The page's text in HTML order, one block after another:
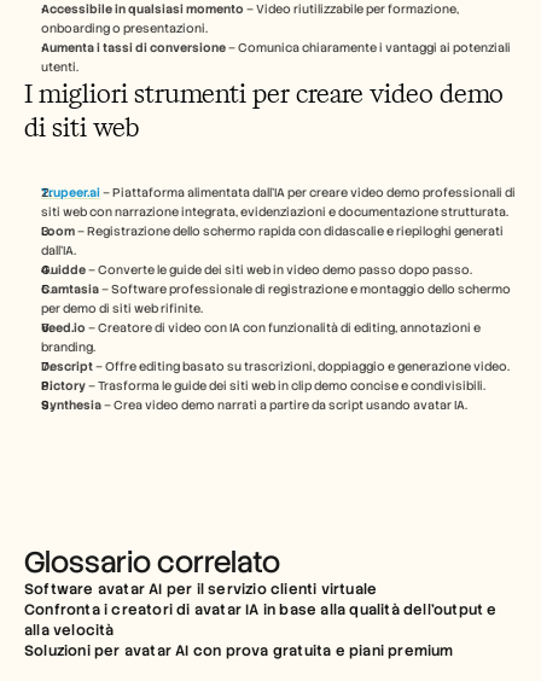
Accessibile in qualsiasi momento – Video riutilizzabile per formazione,
onboarding o presentazioni.
Aumenta i tassi di conversione – Comunica chiaramente i vantaggi ai potenziali
utenti.
I migliori strumenti per creare video demo
di siti web
Trupeer.ai – Piattaforma alimentata dall’IA per creare video demo professionali di
siti web con narrazione integrata, evidenziazioni e documentazione strutturata.
Loom – Registrazione dello schermo rapida con didascalie e riepiloghi generati
dall’IA.
Guidde – Converte le guide dei siti web in video demo passo dopo passo.
Camtasia – Software professionale di registrazione e montaggio dello schermo
per demo di siti web rifinite.
Veed.io – Creatore di video con IA con funzionalità di editing, annotazioni e
branding.
Descript – Offre editing basato su trascrizioni, doppiaggio e generazione video.
Pictory – Trasforma le guide dei siti web in clip demo concise e condivisibili.
Synthesia – Crea video demo narrati a partire da script usando avatar IA.
Glossario correlato
Software avatar AI per il servizio clienti virtuale
Confronta i creatori di avatar IA in base alla qualità dell'output e
alla velocità
Soluzioni per avatar AI con prova gratuita e piani premium